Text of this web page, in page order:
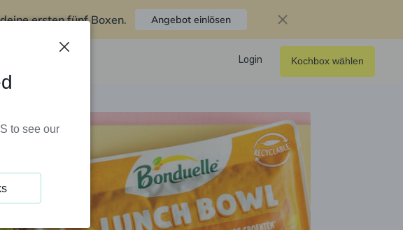
ersten fünf Boxen. Angebot einlösen
Login Kochbox wählen
to see our